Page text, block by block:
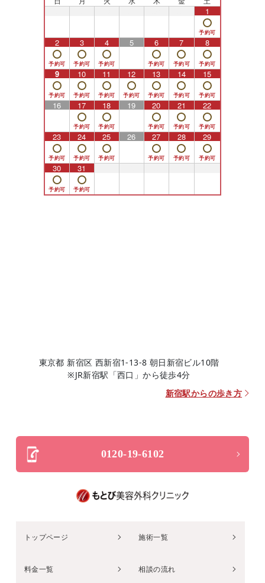
1
2 3 4 5 6 7 8
9 10 11 12 13 14 15
16 17 18 19 20 21 22
23 24 25 26 27 28 29
30 31
東京都 新宿区 西新宿1-13-8 朝日新宿ビル10階
※JR新宿駅「西口」から徒歩4分
新宿駅からの歩き方
0120-19-6102
トップページ 施術一覧
料金一覧 相談の流れ